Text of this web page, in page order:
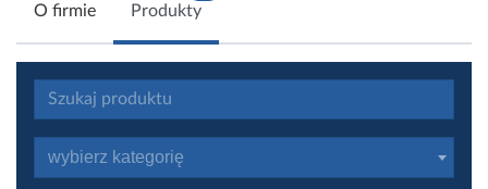
O firmie Produkty
wybierz kategorię